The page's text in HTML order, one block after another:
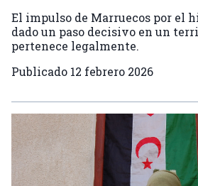
El impulso de Marruecos por el
dado un paso decisivo en un
pertenece legalmente.
Publicado 12 febrero 2026